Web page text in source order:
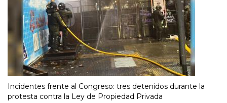
Incidentes frente al Congreso: tres detenidos durante la
protesta contra la Ley de Propiedad Privada